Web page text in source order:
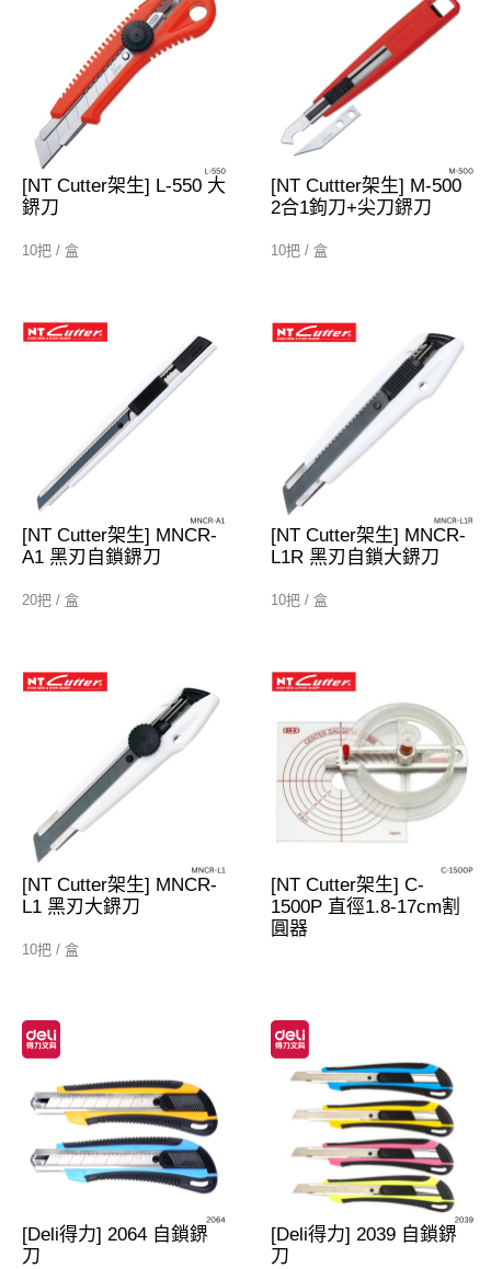
[NT Cutter架生] L-550 大
鎅刀
10把 / 盒
[NT Cuttter架生] M-500
2合1鉤刀+尖刀鎅刀
10把 / 盒
[NT Cutter架生] MNCR-
A1 黑刃自鎖鎅刀
20把 / 盒
[NT Cutter架生] MNCR-
L1R 黑刃自鎖大鎅刀
10把 / 盒
[NT Cutter架生] MNCR-
L1 黑刃大鎅刀
10把 / 盒
[NT Cutter架生] C-
1500P 直徑1.8-17cm割
圓器
[Deli得力] 2064 自鎖鎅
刀
[Deli得力] 2039 自鎖鎅
刀